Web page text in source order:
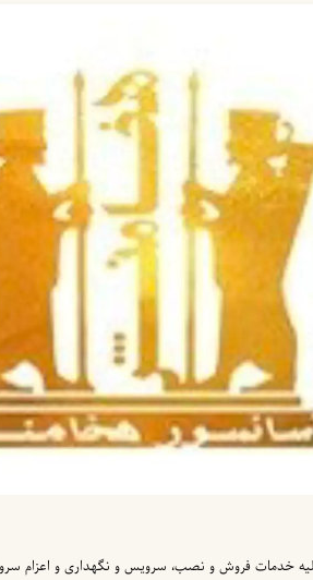
خدمات فروش و نصب، سرویس و نگهداری و اعزام